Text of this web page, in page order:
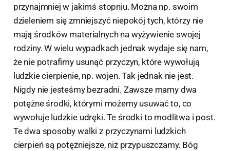
przynajmniej w jakimś stopniu. Można np. swoim
dzieleniem się zmniejszyć niepokój tych, którzy nie
mają środków materialnych na wyżywienie swojej
rodziny. W wielu wypadkach jednak wydaje się nam,
że nie potrafimy usunąć przyczyn, które wywołują
ludzkie cierpienie, np. wojen. Tak jednak nie jest.
Nigdy nie jesteśmy bezradni. Zawsze mamy dwa
potężne środki, którymi możemy usuwać to, co
wywołuje ludzkie udręki. Te środki to modlitwa i post.
Te dwa sposoby walki z przyczynami ludzkich
cierpień są potężniejsze, niż przypuszczamy. Bóg